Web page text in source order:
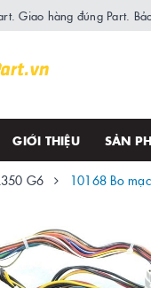
Giao hàng đúng Part.
GIỚI THIỆU SẢN
G6 10168 Bo